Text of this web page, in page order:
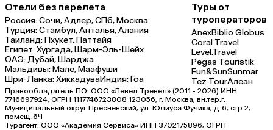
Отели без перелета
Россия:Сочи,Адлер,СПб,Москва
Турция:Стамбул,Анталья,Алания
Таиланд:Пхукет,Паттайя
Египет:Хургада,Шарм-Эль-Шейх
ОАЭ:Дубай,Шарджа
Мальдивы:Мале,Маафуши
Шри-Ланка:ХиккадуваИндия:Гоа
Туры от
туроператоров
AnexBiblio Globus
Coral Travel
Level.Travel
Pegas Touristik
Fun&SunSunmar
Tez TourАлеан
Правообладатель ПО: ООО «Левел Тревел» (2011 - 2026) ИНН
7716697924, ОГРН 1117746723808 123056, г. Москва, вн.тер.г.
Муниципальный округ Пресненский, ул. Юлиуса Фучика, д.6, стр.2,
помещ.6Ч
Турагент: ООО «Академия Сервиса» ИНН 3702175896, ОГРН